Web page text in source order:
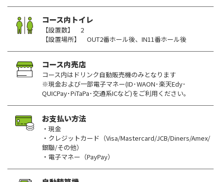
コース内トイレ
【設置数】 2
【設置場所】 OUT2番ホール後、IN11番ホール後
コース内売店
コース内はドリンク自動販売機のみとなります
※現金および一部電子マネー(ID･WAON･楽天Edy･
QUICPay･PiTaPa･交通系ICなど)をご利用ください。
お支払い方法
・現金
・クレジットカード（Visa/Mastercard/JCB/Diners/Amex/
銀聯/その他）
・電子マネー（PayPay）